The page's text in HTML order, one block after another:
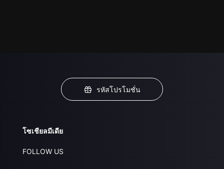
รหัสโปรโมชั่น
โซเชียลมีเดีย
FOLLOW US